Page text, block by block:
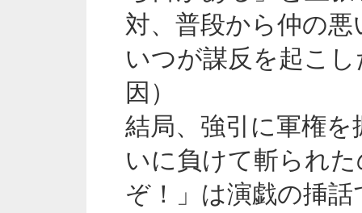
対、普段から仲の
いつが謀反を起こ
因）
結局、強引に軍権
いに負けて斬られ
ぞ！」は演戯の挿話